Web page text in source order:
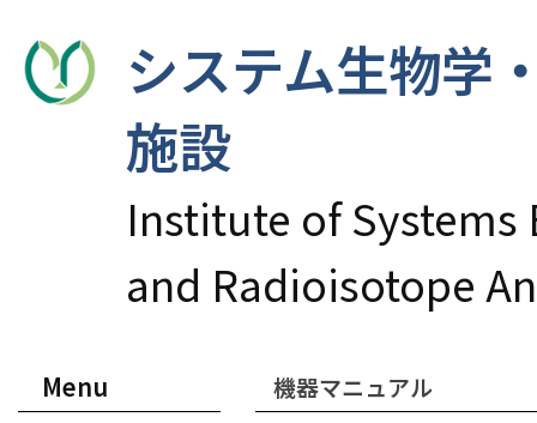
システム生物学
施設
Institute of
and Radioisotope
Menu 機器マニュアル